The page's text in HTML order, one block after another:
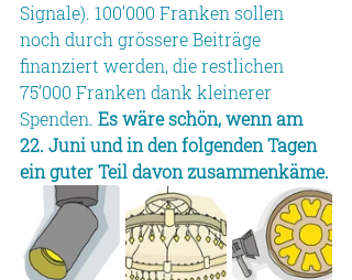
Signale). 100’000 Franken sollen
noch durch grössere Beiträge
finanziert werden, die restlichen
75’000 Franken dank kleinerer
Spenden. Es wäre schön, wenn am
22. Juni und in den folgenden Tagen
ein guter Teil davon zusammenkäme.